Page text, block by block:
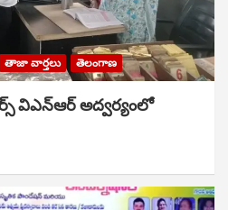
తాజా వార్తలు తెలంగాణ
విఎన్ఆర్ అద్వర్యంలో